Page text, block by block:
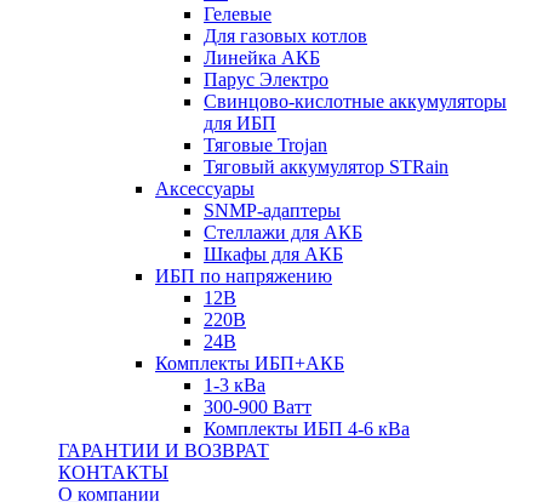
Гелевые
Для газовых котлов
Линейка АКБ
Парус Электро
Свинцово-кислотные аккумуляторы
для ИБП
Тяговые Trojan
Тяговый аккумулятор STRain
Аксессуары
SNMP-адаптеры
Стеллажи для АКБ
Шкафы для АКБ
ИБП по напряжению
12В
220В
24В
Комплекты ИБП+АКБ
1-3 кВа
300-900 Ватт
Комплекты ИБП 4-6 кВа
ГАРАНТИИ И ВОЗВРАТ
КОНТАКТЫ
О компании